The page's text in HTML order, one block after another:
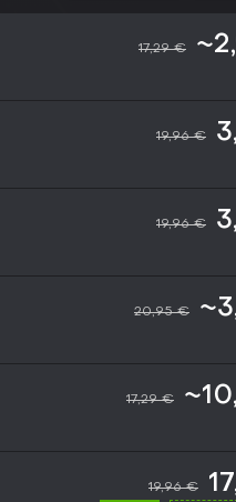
17,29 €
19,96 €
19,96 €
20,95 €
17,29 €
19,96 €